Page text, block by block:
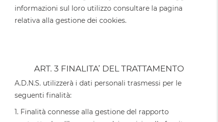
informazioni sul loro utilizzo consultare la pagina
relativa alla gestione dei cookies.
ART. 3 FINALITA’ DEL TRATTAMENTO
A.D.N.S. utilizzerà i dati personali trasmessi per le
seguenti finalità:
1. Finalità connesse alla gestione del rapporto